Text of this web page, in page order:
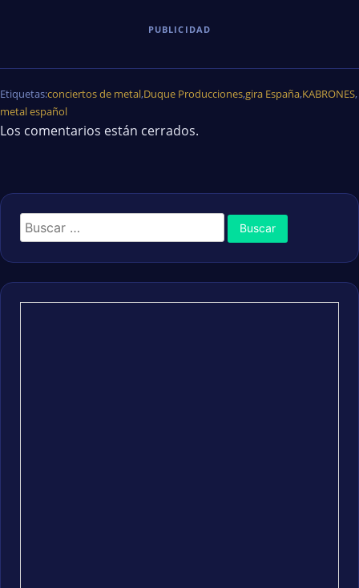
PUBLICIDAD
Etiquetas:conciertos de metal,Duque Producciones,gira España,KABRONES,
metal español
Los comentarios están cerrados.
Buscar: